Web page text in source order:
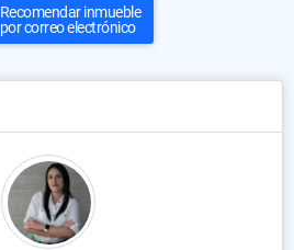
Recomendar inmueble
por correo electrónico